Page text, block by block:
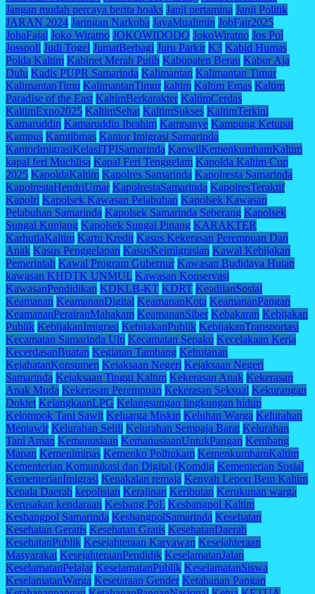
Jangan mudah percaya berita hoaks Janji pertamina Janji Politik
JARAN 2024 Jaringan Narkoba JayaMualimin JobFair2025
JohaFajal Joko Wiratno JOKOWIDODO JokoWiratno Jos Pol
Josspoll Judi Togel JumatBerbagi Juru Parkir K3 Kabid Humas
Polda Kaltim Kabinet Merah Putih Kabupaten Berau Kabur Aja
Dulu Kadis PUPR Samarinda Kalimantan Kalimantan Timur
KalimantanTimu KalimantanTimur kaltim Kaltim Emas Kaltim
Paradise of the East KaltimBerkarakter KaltimCerdas
KaltimExpo2025 KaltimSehat KaltimSukses KaltimTerkini
Kamaruddin Kamaruddin Ibrahim Kampanye Kampung Ketupat
Kampus Kamtibmas Kantor Imigrasi Samarinda
KantorImigrasiKelasITPISamarinda KanwilKemenkumhamKaltim
kapal feri Muchlisa Kapal Feri Tenggelam Kapolda Kaltim Cup
2025 KapoldaKaltim Kapolres Samarinda Kapolresta Samarinda
KapolrestaHendriUmar KapolrestaSamarinda KapolresTeraktif
Kapolri Kapolsek Kawasan Pelabuhan Kapolsek Kawasan
Pelabuhan Samarinda Kapolsek Samarinda Seberang Kapolsek
Sungai Kunjang Kapolsek Sungai Pinang KARAKTER
KarhutlaKaltim Kartu Kredit Kasus Kekerasan Perempuan Dan
Anak Kasus Penggelapan KasusKeimigrasian Kawal Kebijakan
Pemerintah Kawal Program Gubernur Kawasan Budidaya Hutan
kawasan KHDTK UNMUL Kawasan Konservasi
KawasanPendidikan KDKLB-KT KDRT KeadilanSosial
Keamanan KeamananDigital KeamananKota KeamananPangan
KeamananPerairanMahakam KeamananSiber Kebakaran Kebijakan
Publik KebijakanImigrasi KebijakanPublik KebijakanTransportasi
Kecamatan Samarinda Ulu Kecamatan Sepaku Kecelakaan Kerja
KecerdasanBuatan Kegiatan Tambang Kehutanan
KejahatanKonsumen Kejaksaan Negeri Kejaksaan Negeri
Samarinda Kejaksaan Tinggi Kaltim Kekerasan Anak Kekerasan
Anak Muda Kekerasan Perempuan Kekerasan Seksual Kekurangan
Doktet KelangkaanLPG Kelangsungan lingkungan hidup
Kelompok Tani Sawit Keluarga Miskin Keluhan Warga Kelurahan
Mentawir Kelurahan Selili Kelurahan Sempaja Barat Kelurahan
Tani Aman Kemanusiaan KemanusiaanUntukPangan Kembang
Mapan Kemenimipas Kemenko Polhukam KemenkumhamKaltim
Kementerian Komunikasi dan Digital (Komdig Kementerian Sosial
KementerianImigrasi Kenakalan remaja Kenyah Lepoq Bem Kaltim
Kepala Daerah kepolisian Kerajinan Keributan Kerukunan warga
Kerusakan kendaraan Kesbang PoL Kesbangpol Kaltim
Kesbangpol Samarinda KesbangpolSamarinda Kesehatan
Kesehatan Geratis Kesehatan Gratis KesehatanDaerah
KesehatanPublik Kesejahteraan Karyawan Kesejahteraan
Masyarakat KesejahteraanPendidik KeselamatanJalan
KeselamatanPelajar KeselamatanPublik KeselamatanSiswa
KeselamatanWarga Kesetaraan Gender Ketahanan Pangan